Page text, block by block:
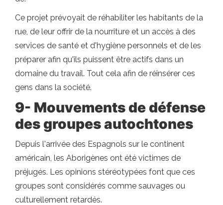
Ce projet prévoyait de réhabiliter les habitants de la
rue, de leur offrir de la nourriture et un accès à des
services de santé et d'hygiène personnels et de les
préparer afin qu'ils puissent être actifs dans un
domaine du travail. Tout cela afin de réinsérer ces
gens dans la société.
9- Mouvements de défense
des groupes autochtones
Depuis l'arrivée des Espagnols sur le continent
américain, les Aborigènes ont été victimes de
préjugés. Les opinions stéréotypées font que ces
groupes sont considérés comme sauvages ou
culturellement retardés.